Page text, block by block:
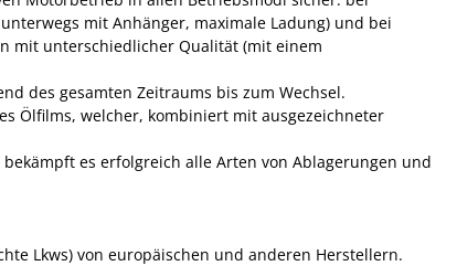
mit Anhänger, maximale Ladung) und bei
mit unterschiedlicher Qualität (mit einem
des gesamten Zeitraums bis zum Wechsel.
Ölfilms, welcher, kombiniert mit ausgezeichneter
es erfolgreich alle Arten von Ablagerungen und
Lkws) von europäischen und anderen Herstellern.